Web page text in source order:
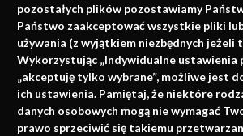
pozostałych plików pozostawiamy
Państwo zaakceptować wszystkie pliki
używania (z wyjątkiem niezbędnych jeżeli
Wykorzystując „Indywidualne ustawienia
„akceptuję tylko wybrane”, możliwe jest
ich ustawienia. Pamiętaj, że niektóre
danych osobowych mogą nie wymagać
prawo sprzeciwić się takiemu
Napisz do nas